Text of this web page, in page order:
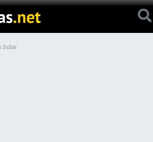
Solar